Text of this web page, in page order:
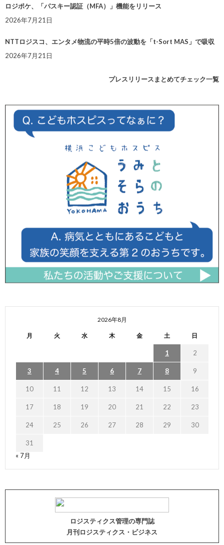
ロジポケ、「パスキー認証（MFA）」機能をリリース
2026年7月21日
NTTロジスコ、エンタメ物流の平時5倍の波動を「t-Sort MAS」で吸収
2026年7月21日
プレスリリースまとめてチェック一覧
2026年8月
月 火 水 木 金 土 日
1 2
3 4 5 6 7 8 9
10 11 12 13 14 15 16
17 18 19 20 21 22 23
24 25 26 27 28 29 30
31
« 7月
ロジスティクス管理の専門誌
月刊ロジスティクス・ビジネス